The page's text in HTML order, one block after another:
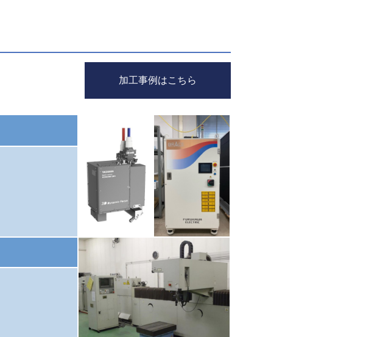
加工事例はこちら